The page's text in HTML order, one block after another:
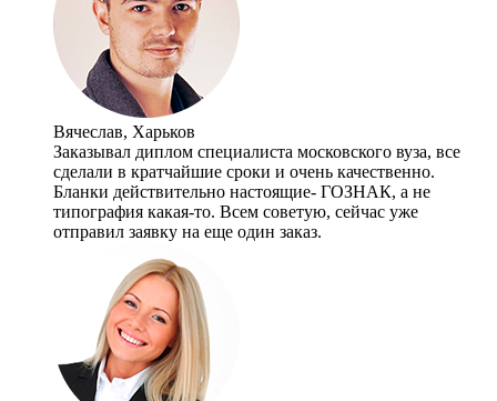
Вячеслав, Харьков
Заказывал диплом специалиста московского вуза, все
сделали в кратчайшие сроки и очень качественно.
Бланки действительно настоящие- ГОЗНАК, а не
типография какая-то. Всем советую, сейчас уже
отправил заявку на еще один заказ.